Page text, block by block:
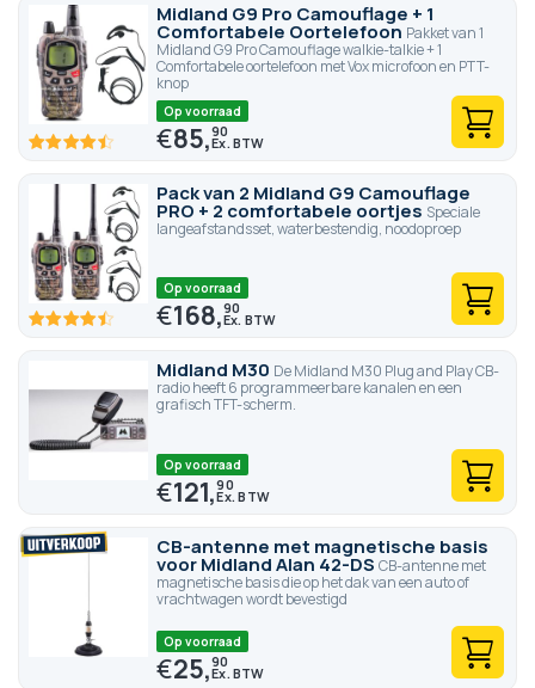
Midland G9 Pro Camouflage + 1
Comfortabele Oortelefoon Pakket van 1
Midland G9 Pro Camouflage walkie-talkie + 1
Comfortabele oortelefoon met Vox microfoon en PTT-
knop
89.4100
Op voorraad
€85,90
Pack van 2 Midland G9 Camouflage
PRO + 2 comfortabele oortjes Speciale
langeafstandsset, waterbestendig, noodoproep
89.4100
Op voorraad
€168,90
Midland M30 De Midland M30 Plug and Play CB-
radio heeft 6 programmeerbare kanalen en een
grafisch TFT-scherm.
Op voorraad
€121,90
CB-antenne met magnetische basis
voor Midland Alan 42-DS CB-antenne met
magnetische basis die op het dak van een auto of
vrachtwagen wordt bevestigd
Op voorraad
€25,90